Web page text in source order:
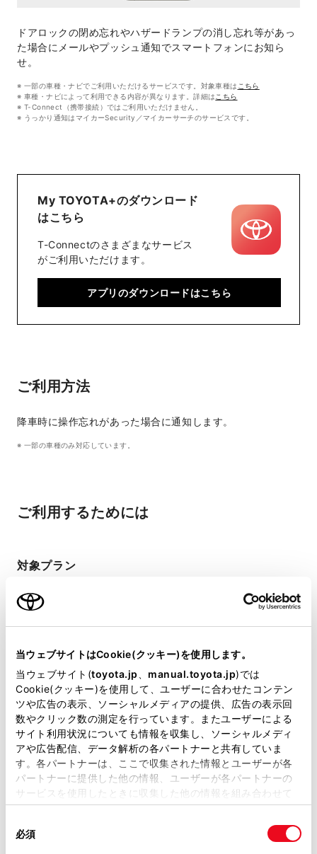
当ウェブサイトはCookie(クッキー)を使用します。
当ウェブサイト(toyota.jp manual.toyota.jp)では
Cookie(クッキー)を使用して、ユーザーに合わせたコンテン
ツや広告の表示、ソーシャルメディアの提供、広告の表示回
数やクリック数の測定を行っています。またユーザーによる
サイト利用状況についても情報を収集し、ソーシャルメディ
アや広告配信、データ解析の各パートナーと共有していま
す。各パートナーは、ここで収集された情報とユーザーが各
パートナーに提供した他の情報、ユーザーが各パートナーの
サービスを使用したときに収集した他の情報を組み合わせて
使用することがあります。当ウェブサイトの使用を続行する
必須
ドアロックの閉め忘れやハザードランプの消し忘れ等があっ
た場合にメールやプッシュ通知でスマートフォンにお知ら
せ。
一部の車種・ナビでご利用いただけるサービスです。対象車種は こちら
車種・ナビによって利用できる内容が異なります。詳細は こちら
T-Connect（携帯接続）ではご利用いただけません。
うっかり通知はマイカーSecurity／マイカーサーチのサービスです。
My TOYOTA+のダウンロード
はこちら
T-Connectのさまざまなサービス
がご利用いただけます。
アプリのダウンロードはこちら
ご利用方法
降車時に操作忘れがあった場合に通知します。
一部の車種のみ対応しています。
ご利用するためには
対象プラン
（22）
T-Connect エントリー
（22）
T-Connect スタンダード
T-Connect エントリー T-Connect for CROWN
契約プラン・料金について
T-Connectのお申し込み方法について